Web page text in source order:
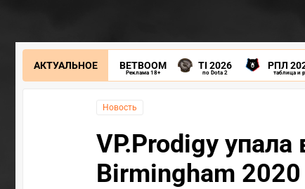
АКТУАЛЬНОЕ BETBOOM
Реклама 18+
TI 2026
по Dota 2
РПЛ
таблица и
Новость
VP.Prodigy
Birmingham 2020